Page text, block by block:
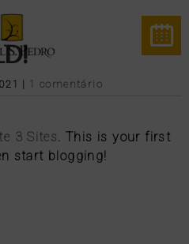
| 1 comentário
3 Sites. This is your first
start blogging!